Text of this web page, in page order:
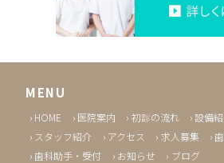
MENU
HOME 医院案内 初診の流れ 設備
スタッフ紹介
アクセス 求人募集
歯科助手・受付
お知らせ ブログ